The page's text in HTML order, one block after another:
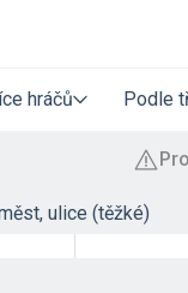
hráčů Podle
ulice (těžké)